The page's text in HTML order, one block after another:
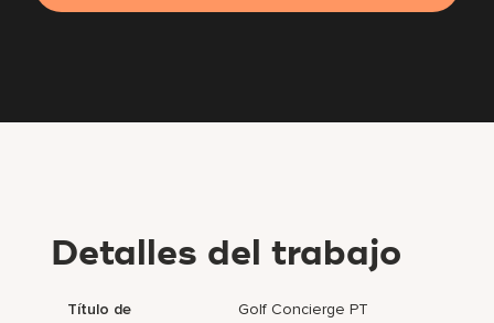
Detalles del trabajo
Título de
Golf Concierge PT